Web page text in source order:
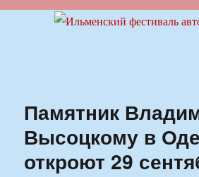
Ильменский
Памятник
Высоцкому в
откроют 29